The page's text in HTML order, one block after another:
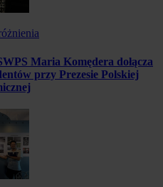
Maria Komędera dołącza
przy Prezesie Polskiej